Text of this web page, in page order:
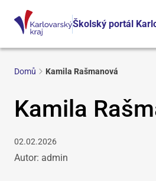
Školský portál
Domů Kamila Rašmanová
Kamila
02.02.2026
Autor: admin